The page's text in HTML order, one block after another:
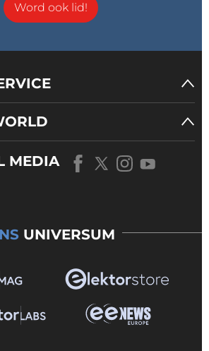
Word ook lid!
MEDIA
UNIVERSUM